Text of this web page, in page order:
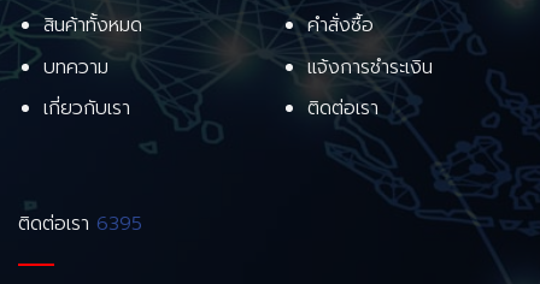
สินค้าทั้งหมด
บทความ
เกี่ยวกับเรา
คำสั่งซื้อ
แจ้งการชำระเงิน
ติดต่อเรา
ติดต่อเรา 6395